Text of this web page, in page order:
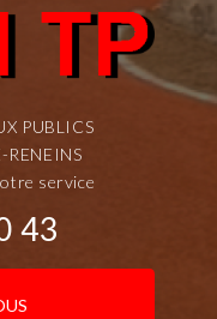
PUBLICS
RENEINS
service
43